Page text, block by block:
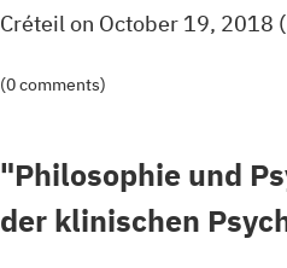
Créteil on October 19, 2018
(0 comments)
"Philosophie und
der klinischen